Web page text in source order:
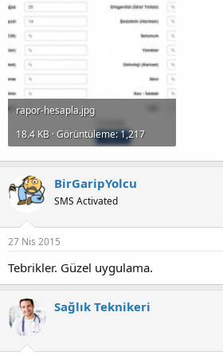
rapor-hesapla.jpg
18.4 KB · Görüntüleme: 1,217
BirGaripYolcu
SMS Activated
27 Nis 2015
Tebrikler. Güzel uygulama.
Sağlık Teknikeri